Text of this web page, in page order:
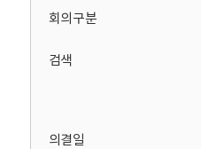
회의구분
검색
의결일